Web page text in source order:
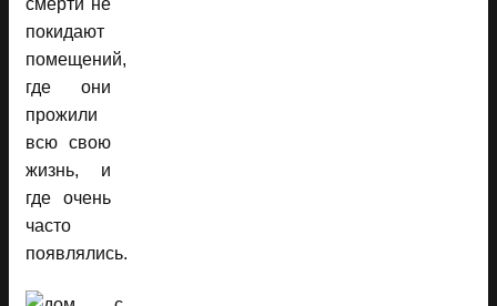
покидают
помещений,
где они
прожили
всю свою
жизнь, и
где очень
часто
появлялись.